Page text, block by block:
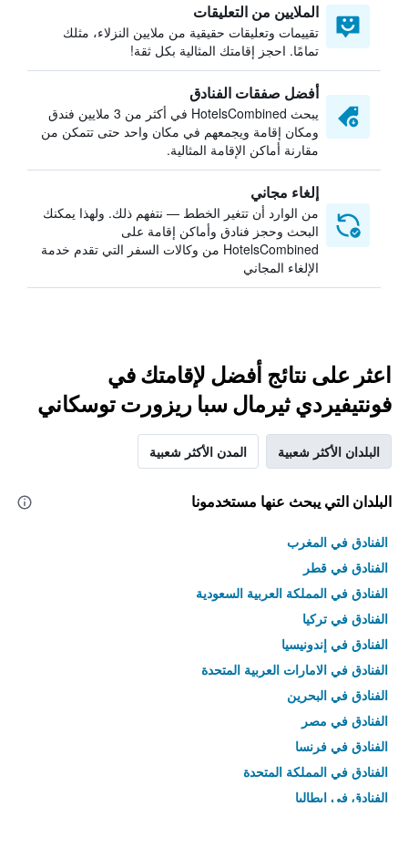
الملايين من التعليقات
تقييمات وتعليقات حقيقية من ملايين النزلاء، مثلك
تمامًا. احجز إقامتك المثالية بكل ثقة!
أفضل صفقات الفنادق
يبحث HotelsCombined في أكثر من 3 ملايين فندق
ومكان إقامة ويجمعهم في مكان واحد حتى تتمكن من
مقارنة أماكن الإقامة المثالية.
إلغاء مجاني
من الوارد أن تتغير الخطط — نتفهم ذلك. ولهذا يمكنك
البحث وحجز فنادق وأماكن إقامة على
HotelsCombined من وكالات السفر التي تقدم خدمة
الإلغاء المجاني
اعثر على نتائج أفضل لإقامتك في
فونتيفيردي ثيرمال سبا ريزورت توسكاني
البلدان الأكثر شعبية المدن الأكثر شعبية
البلدان التي يبحث عنها مستخدمونا
الفنادق في المغرب
الفنادق في قطر
الفنادق في المملكة العربية السعودية
الفنادق في تركيا
الفنادق في إندونيسيا
الفنادق في الامارات العربية المتحدة
الفنادق في البحرين
الفنادق في مصر
الفنادق في فرنسا
الفنادق في المملكة المتحدة
الفنادق في إيطاليا